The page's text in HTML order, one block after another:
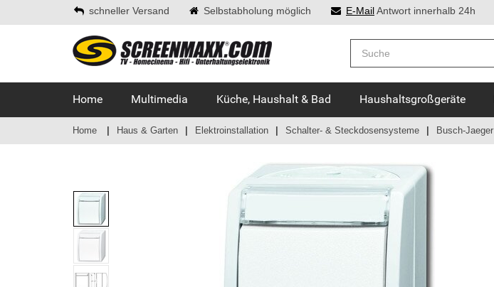
schneller Versand Selbstabholung möglich E-MailAntwort innerhalb 24h
Home Multimedia Küche, Haushalt & Bad Haushaltsgroßgeräte
Home Haus & Garten Elektroinstallation Schalter- & Steckdosensysteme Busch-Jaeger